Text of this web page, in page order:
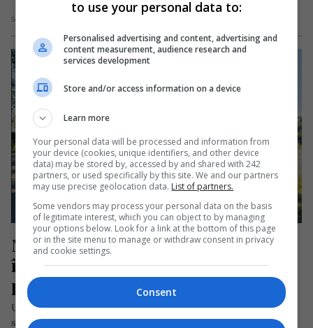
Scris de Daniela Stoica
Microbuz cu români care se
întorceau din străinătate, blocat de
polițiști. Aveau prea multe bagaje
Un microbuz românesc, care transporta muncitori români
sezonieri și care era umplut cu bagaje și pachete pentru cei
to use your personal data to:
Personalised advertising and content, advertising and
content measurement, audience research and
services development
Store and/or access information on a device
Learn more
Your personal data will be processed and information from
your device (cookies, unique identifiers, and other device
data) may be stored by, accessed by and shared with 242
partners, or used specifically by this site. We and our partners
may use precise geolocation data. List of partners.
Some vendors may process your personal data on the basis
of legitimate interest, which you can object to by managing
your options below. Look for a link at the bottom of this page
or in the site menu to manage or withdraw consent in privacy
and cookie settings.
Consent